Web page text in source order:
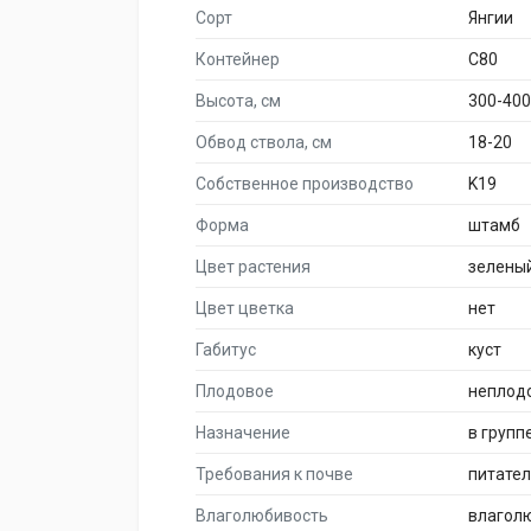
Сорт Янгии
Контейнер C80
Высота, см 300-400
Обвод ствола, см 18-20
Собственное производство K19
Форма штамб
Цвет растения
Цвет цветка нет
Габитус куст
Плодовое
Назначение в
Требования к почве
Влаголюбивость